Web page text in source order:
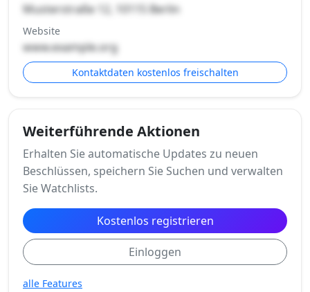
Musterstraße 12, 10115 Berlin
Website
www.example.org
Kontaktdaten kostenlos freischalten
Weiterführende Aktionen
Erhalten Sie automatische Updates zu neuen
Beschlüssen, speichern Sie Suchen und verwalten
Sie Watchlists.
Kostenlos registrieren
Einloggen
alle Features